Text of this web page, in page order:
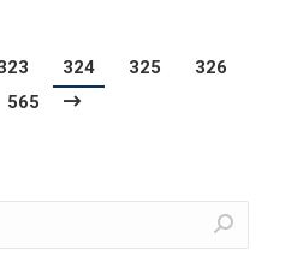
324 325
326
565